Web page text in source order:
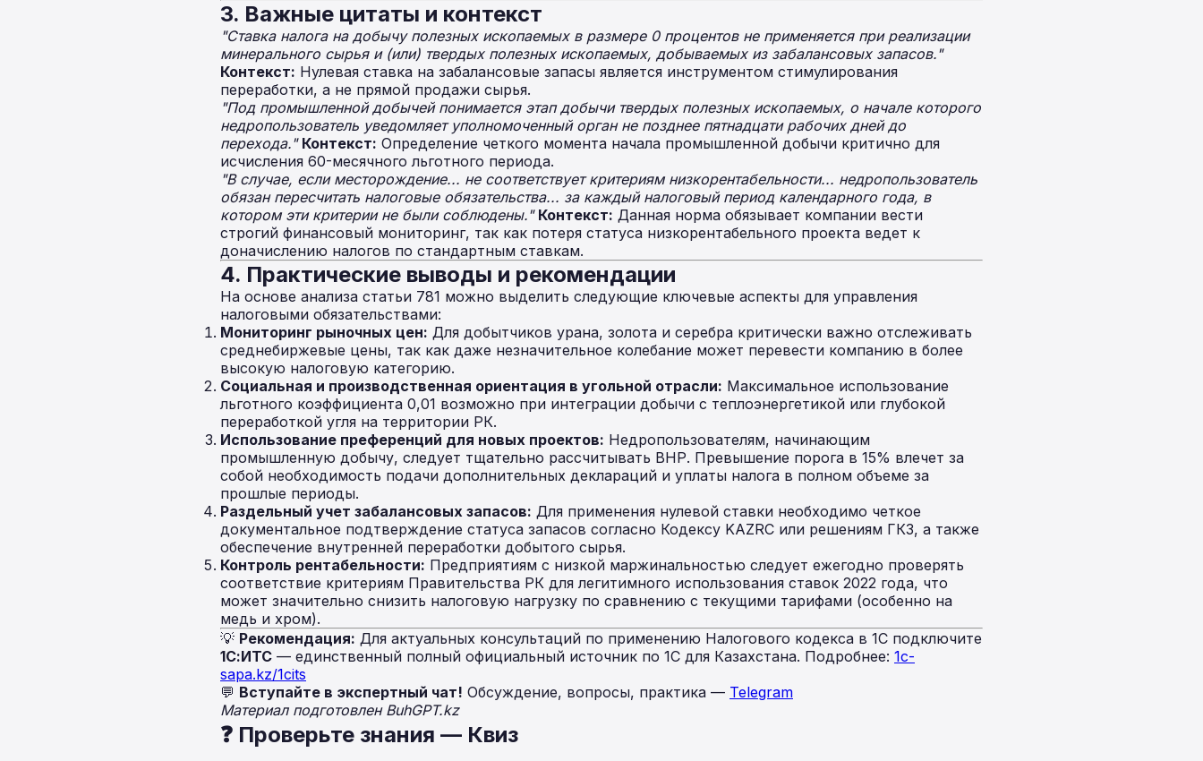
3. Важные цитаты и контекст
"Ставка налога на добычу полезных ископаемых в размере 0 процентов не применяется при реализации
минерального сырья и (или) твердых полезных ископаемых, добываемых из забалансовых запасов."
Контекст: Нулевая ставка на забалансовые запасы является инструментом стимулирования
переработки, а не прямой продажи сырья.
"Под промышленной добычей понимается этап добычи твердых полезных ископаемых, о начале которого
недропользователь уведомляет уполномоченный орган не позднее пятнадцати рабочих дней до
перехода." Контекст: Определение четкого момента начала промышленной добычи критично для
исчисления 60-месячного льготного периода.
"В случае, если месторождение... не соответствует критериям низкорентабельности... недропользователь
обязан пересчитать налоговые обязательства... за каждый налоговый период календарного года, в
котором эти критерии не были соблюдены." Контекст: Данная норма обязывает компании вести
строгий финансовый мониторинг, так как потеря статуса низкорентабельного проекта ведет к
доначислению налогов по стандартным ставкам.
4. Практические выводы и рекомендации
На основе анализа статьи 781 можно выделить следующие ключевые аспекты для управления
налоговыми обязательствами:
Мониторинг рыночных цен: Для добытчиков урана, золота и серебра критически важно отслеживать
среднебиржевые цены, так как даже незначительное колебание может перевести компанию в более
высокую налоговую категорию.
Социальная и производственная ориентация в угольной отрасли: Максимальное использование
льготного коэффициента 0,01 возможно при интеграции добычи с теплоэнергетикой или глубокой
переработкой угля на территории РК.
Использование преференций для новых проектов: Недропользователям, начинающим
промышленную добычу, следует тщательно рассчитывать ВНР. Превышение порога в 15% влечет за
собой необходимость подачи дополнительных деклараций и уплаты налога в полном объеме за
прошлые периоды.
Раздельный учет забалансовых запасов: Для применения нулевой ставки необходимо четкое
документальное подтверждение статуса запасов согласно Кодексу KAZRC или решениям ГКЗ, а также
обеспечение внутренней переработки добытого сырья.
Контроль рентабельности: Предприятиям с низкой маржинальностью следует ежегодно проверять
соответствие критериям Правительства РК для легитимного использования ставок 2022 года, что
может значительно снизить налоговую нагрузку по сравнению с текущими тарифами (особенно на
медь и хром).
💡 Рекомендация: Для актуальных консультаций по применению Налогового кодекса в 1С подключите
1С:ИТС — единственный полный официальный источник по 1С для Казахстана. Подробнее: 1c-
sapa.kz/1cits
💬 Вступайте в экспертный чат! Обсуждение, вопросы, практика — Telegram
Материал подготовлен BuhGPT.kz
❓ Проверьте знания — Квиз